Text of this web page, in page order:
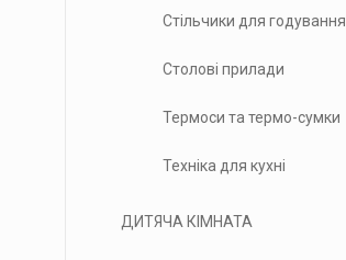
Стільчики для годування
Столові прилади
Термоси та термо-сумки
Техніка для кухні
ДИТЯЧА КІМНАТА